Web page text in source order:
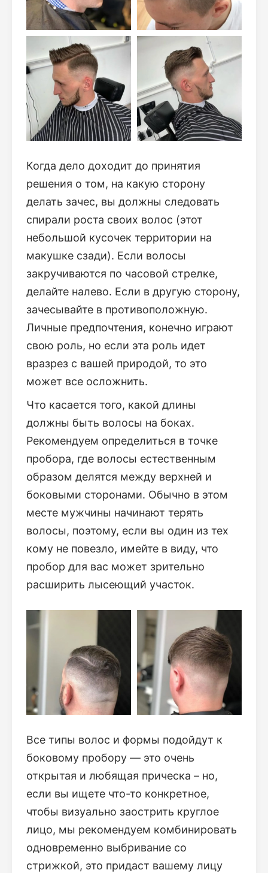
Когда дело доходит до принятия
решения о том, на какую сторону
делать зачес, вы должны следовать
спирали роста своих волос (этот
небольшой кусочек территории на
макушке сзади). Если волосы
закручиваются по часовой стрелке,
делайте налево. Если в другую сторону,
зачесывайте в противоположную.
Личные предпочтения, конечно играют
свою роль, но если эта роль идет
вразрез с вашей природой, то это
может все осложнить.
Что касается того, какой длины
должны быть волосы на боках.
Рекомендуем определиться в точке
пробора, где волосы естественным
образом делятся между верхней и
боковыми сторонами. Обычно в этом
месте мужчины начинают терять
волосы, поэтому, если вы один из тех
кому не повезло, имейте в виду, что
пробор для вас может зрительно
расширить лысеющий участок.
Все типы волос и формы подойдут к
боковому пробору — это очень
открытая и любящая прическа – но,
если вы ищете что-то конкретное,
чтобы визуально заострить круглое
лицо, мы рекомендуем комбинировать
одновременно выбривание со
стрижкой, это придаст вашему лицу